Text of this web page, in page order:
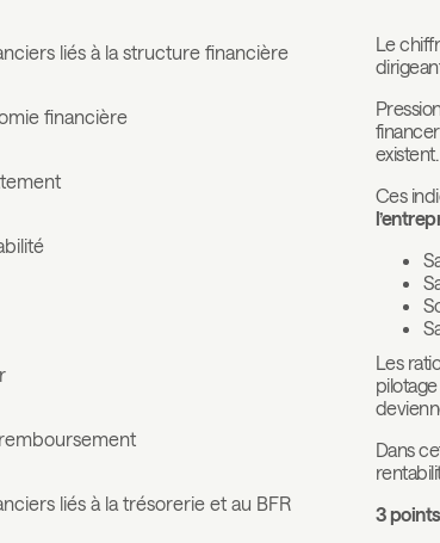
liés à la structure financière
financière
liés à la trésorerie et au BFR
Le
existent.
Ces
Les
Dans
3